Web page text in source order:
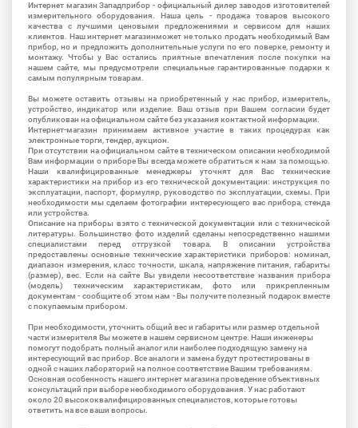
Интернет магазин Западприбор - официальный дилер заводов изготовителей
измерительного оборудования. Наша цель - продажа товаров высокого
качества с лучшими ценовыми предложениями и сервисом для наших
клиентов. Наш интернет магазинможет не только продать необходимый Вам
прибор, но и предложить дополнительные услуги по его поверке, ремонту и
монтажу. Чтобы у Вас остались приятные впечатления после покупки на
нашем сайте, мы предусмотрели специальные гарантированные подарки к
самым популярным товарам.
Вы можете оставить отзывы на приобретенный у нас прибор, измеритель,
устройство, индикатор или изделие. Ваш отзыв при Вашем согласии будет
опубликован на официальном сайте без указания контактной информации.
Интернет-магазин принимаем активное участие в таких процедурах как
электронные торги, тендер, аукцион.
При отсутствии на официальном сайте в техническом описании необходимой
Вам информации о приборе Вы всегда можете обратиться к нам за помощью.
Наши квалифицированные менеджеры уточнят для Вас технические
характеристики на прибор из его технической документации: инструкция по
эксплуатации, паспорт, формуляр, руководство по эксплуатации, схемы. При
необходимости мы сделаем фотографии интересующего вас прибора, стенда
или устройства.
Описание на приборы взято с технической документации или с технической
литературы. Большинство фото изделий сделаны непосредственно нашими
специалистами перед отгрузкой товара. В описании устройства
предоставлены основные технические характеристики приборов: номинал,
диапазон измерения, класс точности, шкала, напряжение питания, габариты
(размер), вес. Если на сайте Вы увидели несоответствие названия прибора
(модель) техническим характеристикам, фото или прикрепленным
документам - сообщите об этом нам - Вы получите полезный подарок вместе
с покупаемым прибором.
При необходимости, уточнить общий вес и габариты или размер отдельной
части измерителя Вы можете в нашем сервисном центре. Наши инженеры
помогут подобрать полный аналог или наиболее подходящую замену на
интересующий вас прибор. Все аналоги и замена будут протестированы в
одной с наших лабораторий на полное соответствие Вашим требованиям.
Основная особенность нашего интернет магазина проведение объективных
консультаций при выборе необходимого оборудования. У нас работают
около 20 высококвалифицированных специалистов, которые готовы
ответить на все ваши вопросы.